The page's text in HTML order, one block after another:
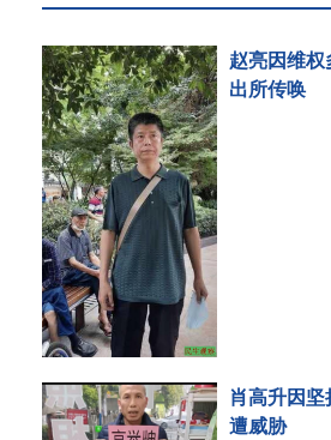
赵亮因维
出所传唤
肖高升因
遭威胁